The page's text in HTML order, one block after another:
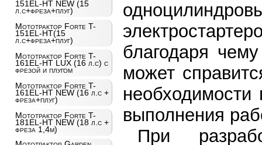
151EL-HT NEW (15
л.с+фреза+плуг)
Мототрактор Forte T-
151EL-HT(15
л.с+фреза+плуг)
Мототрактор Forte T-
161EL-HT LUX (16 л.с) с
фрезой и плугом
Мототрактор Forte T-
161EL-HT NEW (16 л.с +
фреза+плуг)
Мототрактор Forte T-
181EL-HT NEW (18 л.с +
фреза 1,4м)
благодаря
может
необходимости
выполнения
При